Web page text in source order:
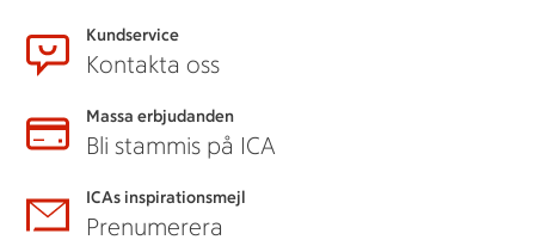
Kundservice
Kontakta oss
Massa erbjudanden
Bli stammis på ICA
ICAs inspirationsmejl
Prenumerera